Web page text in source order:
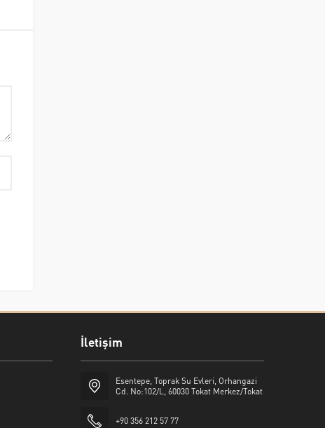
İletişim
Esentepe, Toprak Su Evleri, Orhangazi
Cd. No:102/L, 60030 Tokat Merkez/Tokat
+90 356 212 57 77